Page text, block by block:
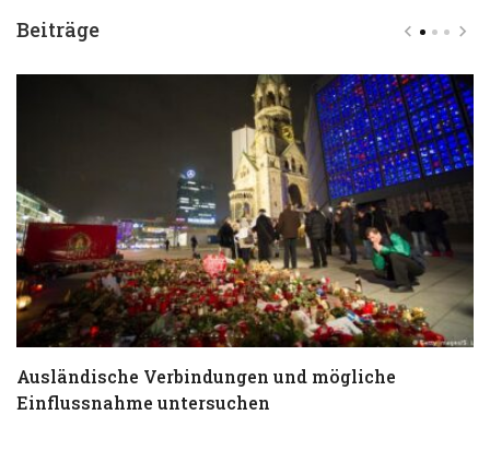
Beiträge
Ausländische Verbindungen und mögliche
Einflussnahme untersuchen